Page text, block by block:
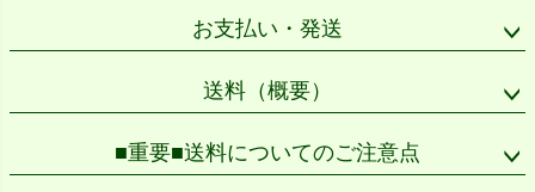
お支払い・発送
送料（概要）
■重要■送料についてのご注意点